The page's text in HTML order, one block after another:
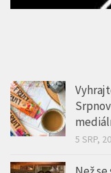
Než
zamíří
29 ČVC,